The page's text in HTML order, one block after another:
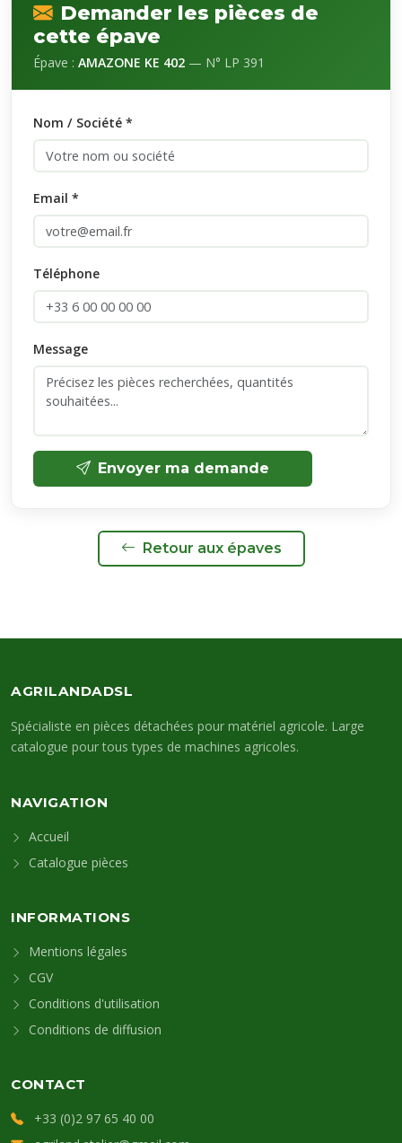
Demander les pièces de
cette épave
Épave : AMAZONE KE 402 — N° LP 391
Nom / Société *
Email *
Téléphone
Message
Envoyer ma demande
Retour aux épaves
AGRILANDADSL
Spécialiste en pièces détachées pour matériel agricole. Large
catalogue pour tous types de machines agricoles.
NAVIGATION
Accueil
Catalogue pièces
INFORMATIONS
Mentions légales
CGV
Conditions d'utilisation
Conditions de diffusion
CONTACT
+33 (0)2 97 65 40 00